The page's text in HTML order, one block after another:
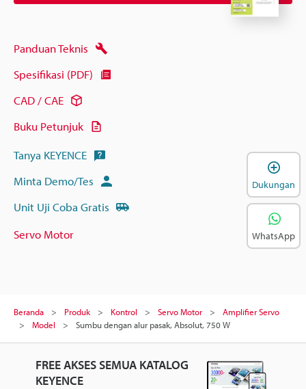
Panduan Teknis
Spesifikasi (PDF)
CAD / CAE
Buku Petunjuk
Tanya KEYENCE
Minta Demo/Tes
Unit Uji Coba Gratis
Servo Motor
Beranda Produk Kontrol Servo Motor
Amplifier Servo
Model
Sumbu dengan alur pasak, Absolut, 750 W
FREE AKSES SEMUA KATALOG
KEYENCE
Dukungan
WhatsApp